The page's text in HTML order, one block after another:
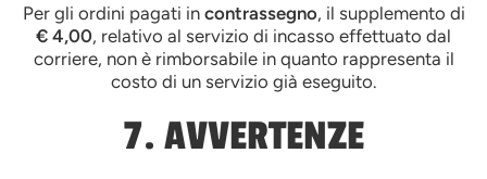
Per gli ordini pagati in contrassegno, il supplemento di
€ 4,00, relativo al servizio di incasso effettuato dal
corriere, non è rimborsabile in quanto rappresenta il
costo di un servizio già eseguito.
7. AVVERTENZE